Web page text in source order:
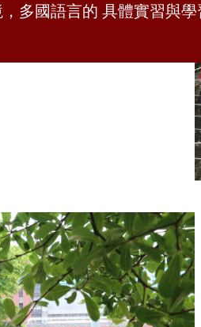
多國語言的 具體實習與學